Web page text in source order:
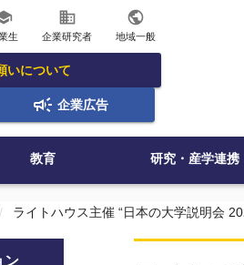
生
business
企業研究者
public
地域一般
いについて
企業広告
教育 研究・産学連携
ライトハウス主催 “日本の大学説明会
ン